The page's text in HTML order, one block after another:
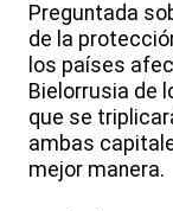
Preguntada
de la
los países
Bielorrusia de
que se
ambas
mejor manera.